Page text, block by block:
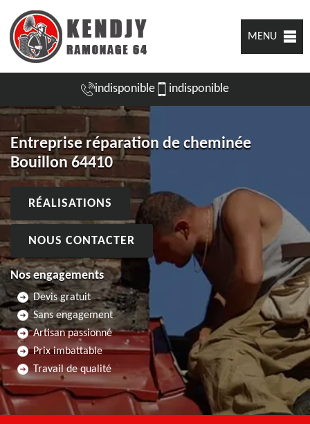
MENU
indisponible indisponible
Entreprise réparation de cheminée
Bouillon 64410
RÉALISATIONS
NOUS CONTACTER
Nos engagements
Devis gratuit
Sans engagement
Artisan passionné
Prix imbattable
Travail de qualité